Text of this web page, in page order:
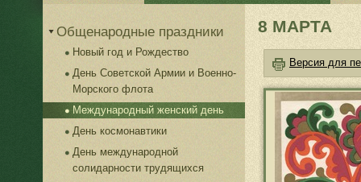
Общенародные праздники
Новый год и Рождество
День Советской Армии и Военно-
Морского флота
Международный женский день
День космонавтики
День международной
солидарности трудящихся
8 МАРТА
Версия для